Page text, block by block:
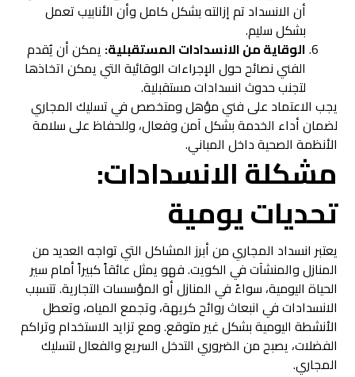
أن الانسداد تم إزالته بشكل كامل وأن الأنابيب تعمل
بشكل سليم.
الوقاية من الانسدادات المستقبلية: يمكن أن يُقدم
الفني نصائح حول الإجراءات الوقائية التي يمكن اتخاذها
لتجنب حدوث انسدادات مستقبلية.
يجب الاعتماد على فني مؤهل ومتخصص في تسليك المجاري
لضمان أداء الخدمة بشكل آمن وفعال، وللحفاظ على سلامة
الأنظمة الصحية داخل المباني.
مشكلة الانسدادات:
تحديات يومية
يعتبر انسداد المجاري من أبرز المشاكل التي تواجه العديد من
المنازل والمنشآت في الكويت. فهو يمثل عائقاً كبيراً أمام سير
الحياة اليومية، سواءً في المنازل أو المؤسسات التجارية. تتسبب
الانسدادات في انبعاث روائح كريهة، وتجمع المياه، وتعطل
الأنشطة اليومية بشكل غير متوقع. ومع تزايد الاستخدام وتراكم
الفضلات، يصبح من الضروري التدخل السريع والفعال لتسليك
المجاري.